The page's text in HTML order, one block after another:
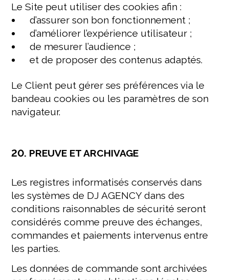
Le Site peut utiliser des cookies afin :
d’assurer son bon fonctionnement ;
d’améliorer l’expérience utilisateur ;
de mesurer l’audience ;
et de proposer des contenus adaptés.
Le Client peut gérer ses préférences via le
bandeau cookies ou les paramètres de son
navigateur.
20. PREUVE ET ARCHIVAGE
Les registres informatisés conservés dans
les systèmes de DJ AGENCY dans des
conditions raisonnables de sécurité seront
considérés comme preuve des échanges,
commandes et paiements intervenus entre
les parties.
Les données de commande sont archivées